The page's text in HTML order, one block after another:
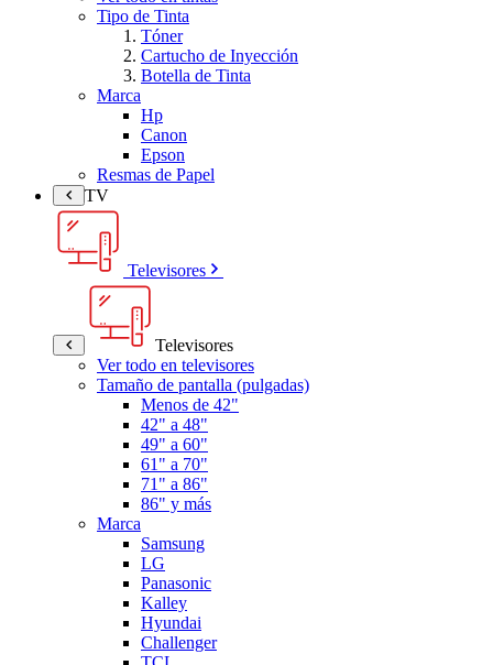
Tipo de Tinta
Tóner
Cartucho de Inyección
Botella de Tinta
Marca
Hp
Canon
Epson
Resmas de Papel
TV
Televisores
Televisores
Ver todo en televisores
Tamaño de pantalla (pulgadas)
Menos de 42"
42" a 48"
49" a 60"
61" a 70"
71" a 86"
86" y más
Marca
Samsung
LG
Panasonic
Kalley
Hyundai
Challenger